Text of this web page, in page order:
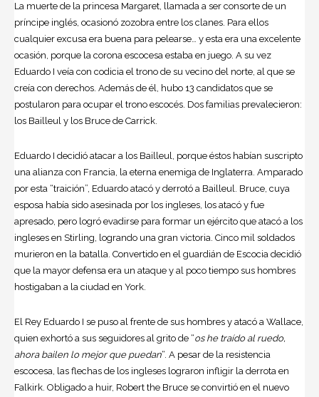
La muerte de la princesa Margaret, llamada a ser consorte de un
príncipe inglés, ocasionó zozobra entre los clanes. Para ellos
cualquier excusa era buena para pelearse… y esta era una excelente
ocasión, porque la corona escocesa estaba en juego. A su vez
Eduardo I veía con codicia el trono de su vecino del norte, al que se
creía con derechos. Además de él, hubo 13 candidatos que se
postularon para ocupar el trono escocés. Dos familias prevalecieron:
los Bailleul y los Bruce de Carrick.
Eduardo I decidió atacar a los Bailleul, porque éstos habían suscripto
una alianza con Francia, la eterna enemiga de Inglaterra. Amparado
por esta “traición”, Eduardo atacó y derrotó a Bailleul. Bruce, cuya
esposa había sido asesinada por los ingleses, los atacó y fue
apresado, pero logró evadirse para formar un ejército que atacó a los
ingleses en Stirling, logrando una gran victoria. Cinco mil soldados
murieron en la batalla. Convertido en el guardián de Escocia decidió
que la mayor defensa era un ataque y al poco tiempo sus hombres
hostigaban a la ciudad en York.
El Rey Eduardo I se puso al frente de sus hombres y atacó a Wallace,
quien exhortó a sus seguidores al grito de “os he traído al ruedo,
ahora bailen lo mejor que puedan“. A pesar de la resistencia
escocesa, las flechas de los ingleses lograron infligir la derrota en
Falkirk. Obligado a huir, Robert the Bruce se convirtió en el nuevo